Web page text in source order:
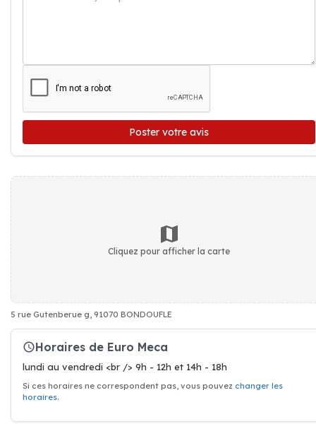
Poster votre avis
Cliquez pour afficher la carte
5 rue Gutenberue g, 91070 BONDOUFLE
Horaires de Euro Meca
lundi au vendredi <br /> 9h - 12h et 14h - 18h
Si ces horaires ne correspondent pas, vous pouvez changer les
horaires.